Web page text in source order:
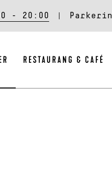
- 20:00
RESTAURANG & CAFÉ